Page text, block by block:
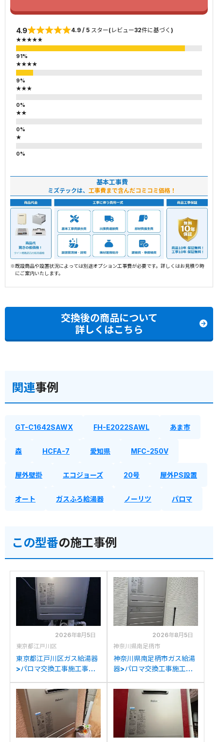
4.9 4.9 / 5 スター(レビュー32件に基づく)
★★★★★
★★★★
★★★
★★
★
基本工事費
ミズテックは、 工事費まで含んだコミコミ価格！
※既設商品や設置状況によっては別途オプション工事費が必要です。詳しくはお見積り時
にご案内いたします。
交換後の商品について
詳しくはこちら
関連事例
GT-C1642SAWX FH-E2022SAWL あま市
森 HCFA-7 愛知県 MFC-250V
屋外壁掛 エコジョーズ 20号 屋外PS設置
オート ガスふろ給湯器 ノーリツ パロマ
この型番の施工事例
2026年8月5日
東京都江戸川区
東京都江戸川区ガス給湯器
>パロマ交換工事施工事
2050AWXからパロマFH-
E2022SAWLへの交換
2026年8月5日
神奈川県南足柄市
神奈川県南足柄市ガス給湯
器>パロマ交換工事施工事
からパロマFH-
E2022SAWLへの交換